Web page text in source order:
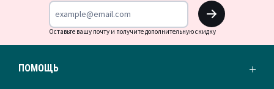
OK
Оставьте вашу почту и получите дополнительную скидку
ПОМОЩЬ